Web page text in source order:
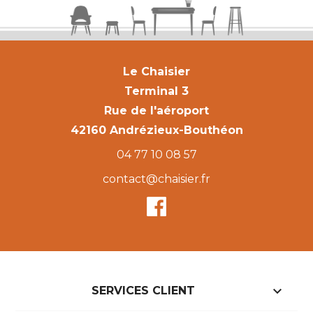
Le Chaisier
Terminal 3
Rue de l'aéroport
42160 Andrézieux-Bouthéon
04 77 10 08 57
contact@chaisier.fr
SERVICES CLIENT 